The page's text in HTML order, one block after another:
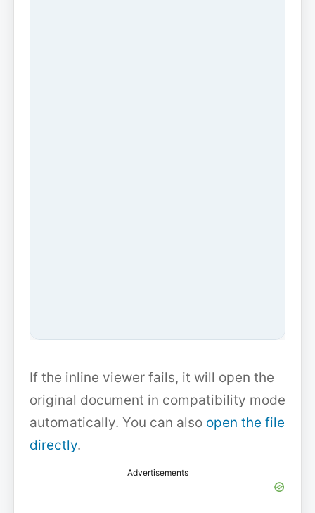
If the inline viewer fails, it will open the
original document in compatibility mode
automatically. You can also open the file
directly.
Advertisements